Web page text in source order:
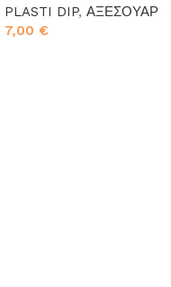
PLASTI DIP, ΑΞΕΣΟΥΑΡ
7,00 €